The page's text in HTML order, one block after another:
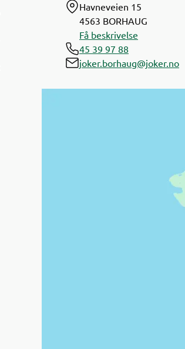
Havneveien 15
4563 BORHAUG
Få beskrivelse
45 39 97 88
joker.borhaug@joker.no